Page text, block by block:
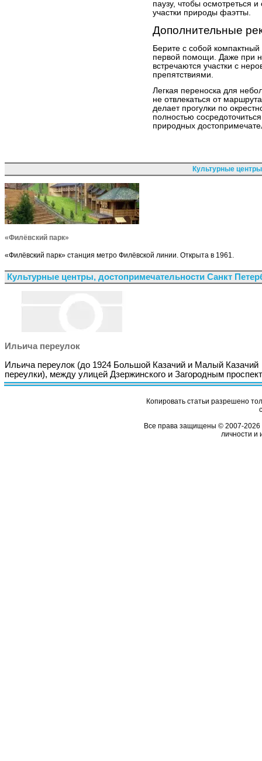
паузу, чтобы осмотреться
участки природы фаэтты.
Дополнительные
Берите с собой
первой помощи. Даже при
встречаются участки с
препятствиями.
Легкая переноска для
не отвлекаться от
делает прогулки по
полностью
природных
Культурные
«Филёвский парк»
«Филёвский парк» станция метро Филёвской линии. Открыта в 1961.
Культурные центры, достопримечательности Санкт
Ильича переулок
Ильича переулок (до 1924 Большой Казачий и Малый Казачий
переулки), между улицей Дзержинского и Загородным
Копировать статьи разрешено
Все права защищены © 2007-2026
личности и